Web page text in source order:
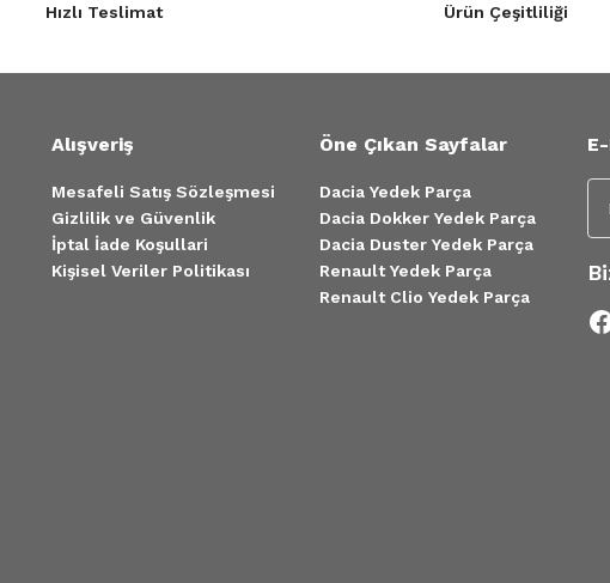
Hızlı Teslimat Ürün Çeşitliliği
Alışveriş
Mesafeli Satış Sözleşmesi
Gizlilik ve Güvenlik
İptal İade Koşullari
Kişisel Veriler Politikası
Öne Çıkan Sayfalar
Dacia Yedek Parça
Dacia Dokker Yedek Parça
Dacia Duster Yedek Parça
Renault Yedek Parça
Renault Clio Yedek Parça